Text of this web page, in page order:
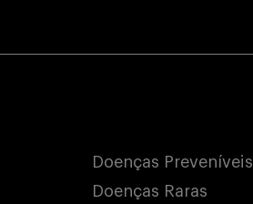
Doenças Preveníveis
Doenças Raras